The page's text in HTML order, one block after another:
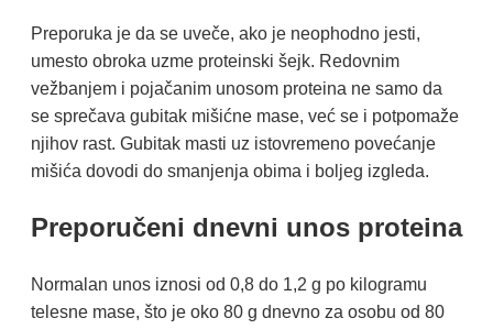
Preporuka je da se uveče, ako je neophodno jesti,
umesto obroka uzme proteinski šejk. Redovnim
vežbanjem i pojačanim unosom proteina ne samo da
se sprečava gubitak mišićne mase, već se i potpomaže
njihov rast. Gubitak masti uz istovremeno povećanje
mišića dovodi do smanjenja obima i boljeg izgleda.
Preporučeni dnevni unos proteina
Normalan unos iznosi od 0,8 do 1,2 g po kilogramu
telesne mase, što je oko 80 g dnevno za osobu od 80